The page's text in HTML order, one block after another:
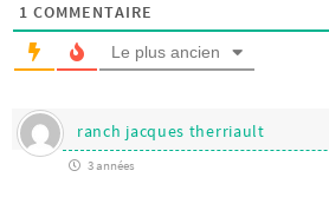
1 COMMENTAIRE
Le plus ancien
ranch jacques therriault
3 années